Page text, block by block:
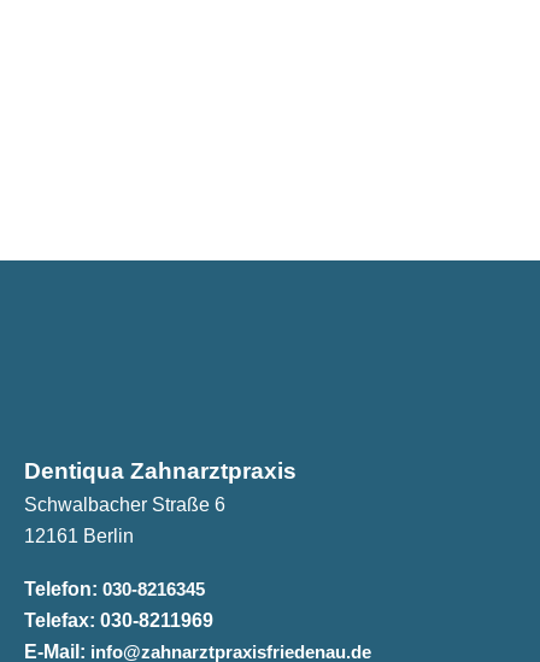
Dentiqua Zahnarztpraxis
Schwalbacher Straße 6
12161 Berlin
Telefon: 030-8216345
Telefax: 030-8211969
E-Mail: info@zahnarztpraxisfriedenau.de